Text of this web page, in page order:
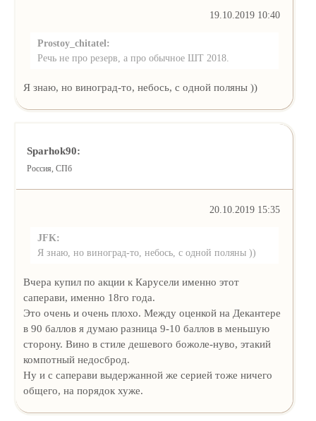
19.10.2019 10:40
Prostoy_chitatel:
Речь не про резерв, а про обычное ШТ 2018.
Я знаю, но виноград-то, небось, с одной поляны ))
Sparhok90:
Россия, СПб
20.10.2019 15:35
JFK:
Я знаю, но виноград-то, небось, с одной поляны ))
Вчера купил по акции к Карусели именно этот
саперави, именно 18го года.
Это очень и очень плохо. Между оценкой на Декантере
в 90 баллов я думаю разница 9-10 баллов в меньшую
сторону. Вино в стиле дешевого божоле-нуво, этакий
компотный недосброд.
Ну и с саперави выдержанной же серией тоже ничего
общего, на порядок хуже.